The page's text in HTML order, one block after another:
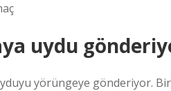
uydu
yörüngeye gönderiyor.